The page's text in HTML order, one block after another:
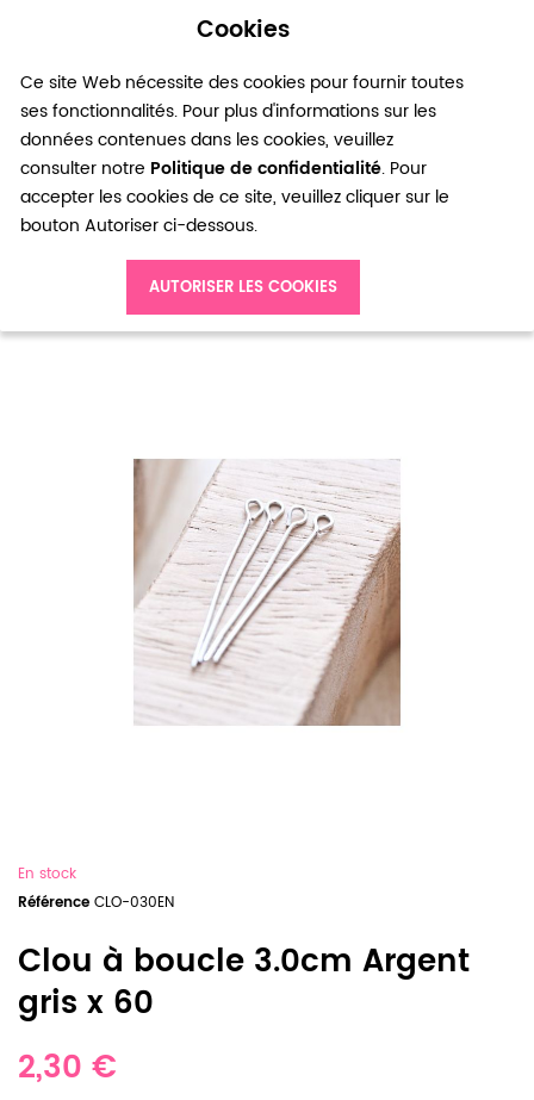
Cookies
Ce site Web nécessite des cookies pour fournir toutes
ses fonctionnalités. Pour plus d'informations sur les
données contenues dans les cookies, veuillez
consulter notre Politique de confidentialité. Pour
accepter les cookies de ce site, veuillez cliquer sur le
bouton Autoriser ci-dessous.
AUTORISER LES COOKIES
0
Clou à boucle 3.0cm Argent gris x 60
En stock
Référence CLO-030EN
Clou à boucle 3.0cm Argent
gris x 60
2,30 €